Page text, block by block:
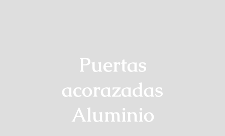
Puertas
acorazadas
Aluminio